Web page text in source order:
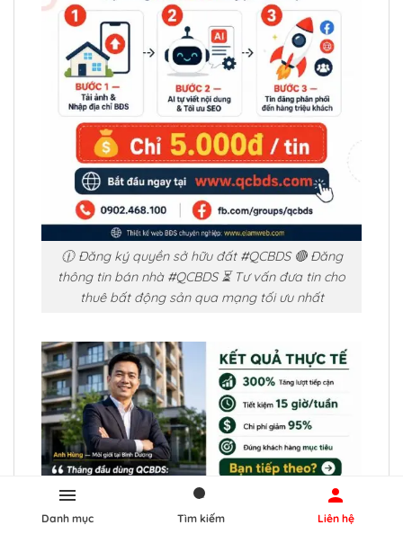
🕧 Đăng ký quyền sở hữu đất #QCBDS 🔴 Đăng
thông tin bán nhà #QCBDS ⏳ Tư vấn đưa tin cho
thuê bất động sản qua mạng tối ưu nhất
📱 Cách làm sổ đỏ cho đất thổ cư #QCBDS 📌 Dịch
Danh mục Tìm kiếm Liên hệ